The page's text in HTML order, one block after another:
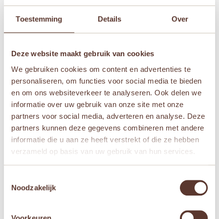
Toestemming Details Over
Deze website maakt gebruik van cookies
We gebruiken cookies om content en advertenties te
personaliseren, om functies voor social media te bieden
en om ons websiteverkeer te analyseren. Ook delen we
informatie over uw gebruik van onze site met onze
partners voor social media, adverteren en analyse. Deze
partners kunnen deze gegevens combineren met andere
informatie die u aan ze heeft verstrekt of die ze hebben
verzameld op basis van uw gebruik van hun services.
Noodzakelijk
Je beoordeling
Naam*
E-mail*
Mijn naam, e-mail en site opslaan in deze
browser voor de volgende keer wanneer ik een